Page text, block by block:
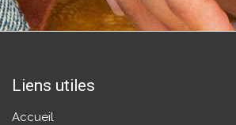
Liens utiles
Accueil